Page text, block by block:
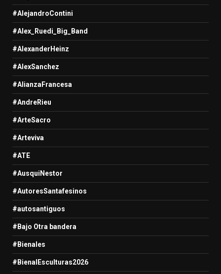
#AlejandroContini
#Alex_Ruedi_Big_Band
#AlexanderHeinz
#AlexSanchez
#AlianzaFrancesa
#AndreRieu
#ArteSacro
#Arteviva
#ATE
#AusquiNestor
#AutoresSantafesinos
#autosantiguos
#Bajo Otra bandera
#Bienales
#BienalEsculturas2026